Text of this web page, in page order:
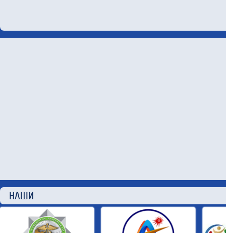
НАШИ